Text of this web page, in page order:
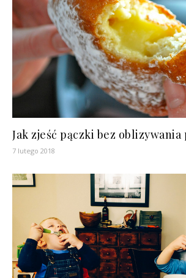
Jak zjeść pączki bez oblizywania
7 lutego 2018